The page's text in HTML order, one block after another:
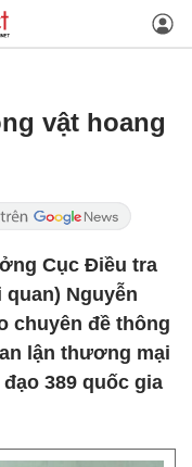
vật hoang
Cục Điều tra
Nguyễn
chuyên đề thông
lận thương mại
389 quốc gia